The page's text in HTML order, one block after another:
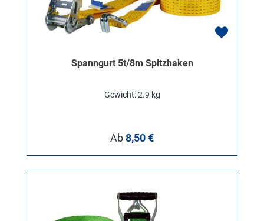
Spanngurt 5t/8m Spitzhaken
Gewicht: 2.9 kg
Regulärer Preis:
Ab8,50 €